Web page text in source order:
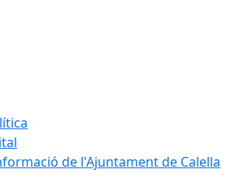
de l'Ajuntament de Calella